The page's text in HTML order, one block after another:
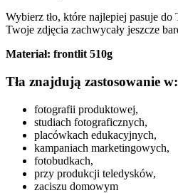
Wybierz tło, które najlepiej pasuje
Twoje zdjęcia zachwycały jeszcze
Materiał: frontlit 510g
Tła znajdują zastosowanie w:
fotografii produktowej,
studiach fotograficznych,
placówkach edukacyjnych,
kampaniach marketingowych,
fotobudkach,
przy produkcji teledysków,
zaciszu domowym